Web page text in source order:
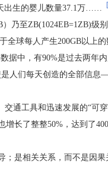
出生的婴儿数量37.1万……
乃至ZB(1024EB=1ZB)
全球每人产生200GB以上
中，有90%是过去两年
人们每天创造的全部信
通工具和迅速发展的“可
长了整整50%，达到了
是相关关系，而不是因果